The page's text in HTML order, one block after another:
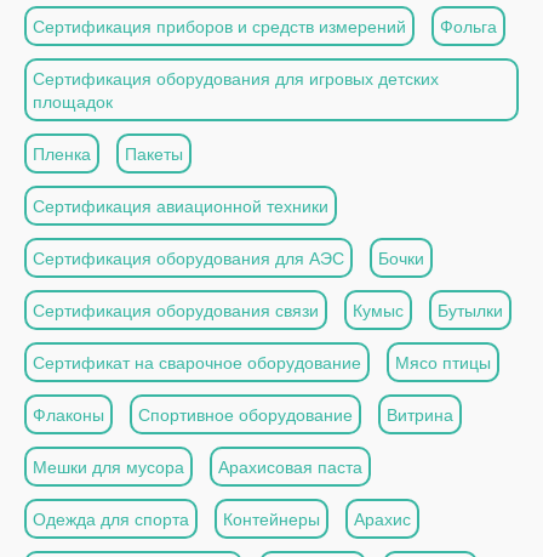
Сертификация приборов и средств измерений Фольга
Сертификация оборудования для игровых детских
площадок
Пленка Пакеты
Сертификация авиационной техники
Сертификация оборудования для АЭС Бочки
Сертификация оборудования связи Кумыс Бутылки
Сертификат на сварочное оборудование Мясо птицы
Флаконы Спортивное оборудование Витрина
Мешки для мусора Арахисовая паста
Одежда для спорта Контейнеры Арахис